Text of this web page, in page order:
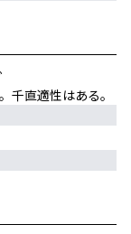
千直適性はある。